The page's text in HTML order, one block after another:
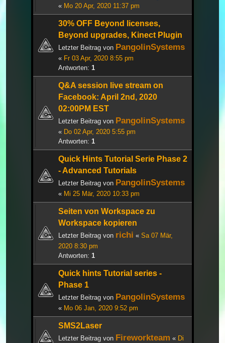
« Mo 20 Apr, 2020 11:37 pm
30% OFF Beyond licenses,
Beyond upgrades, Kinect Plugin
Letzter Beitrag von PangolinSystems
« Fr 03 Apr, 2020 8:55 pm
Antworten: 1
Q&A session live stream on
Facebook: April 2nd, 2020
02:00PM EST
Letzter Beitrag von PangolinSystems
« Do 02 Apr, 2020 5:55 pm
Antworten: 1
Quick Hints Tutorial Serie Phase 2
- Advanced Tutorials
Letzter Beitrag von PangolinSystems
« Mi 25 Mär, 2020 10:33 pm
Seiten von Workspace zu
Workspace kopieren
Letzter Beitrag von richi « Sa 07 Mär,
2020 8:30 pm
Antworten: 1
Quick hints Tutorial series -
Phase 1
Letzter Beitrag von PangolinSystems
« Mo 06 Jan, 2020 9:52 pm
SMS2Laser
Letzter Beitrag von Fireworkteam « Di